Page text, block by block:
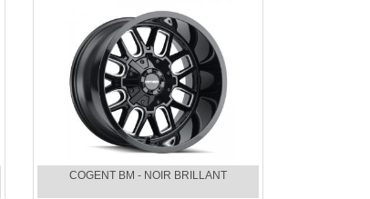
COGENT BM - NOIR BRILLANT